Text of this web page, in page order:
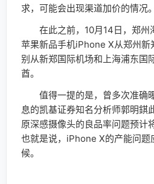
求，可能会出现渠道加价的情况。
在此之前，10月14日，郑州
苹果新品手机iPhone X从郑州新
别从新郑国际机场和上海浦东国
酋。
值得一提的是，曾多次准确
息的凯基证券知名分析师郭明錤
原深感摄像头的良品率问题预计
也就是说，iPhone X的产能问题
候。